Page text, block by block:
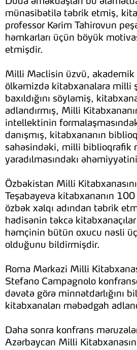
münasibətilə təbrik etmiş,
professor Kərim Tahirovun
həmkarları üçün böyük
etmişdir.
Milli Məclisin üzvü, akademik
ölkəmizdə kitabxanalara milli
baxıldığını söyləmiş,
adlandırmış, Milli
intellektinin
danışmış, kitabxananın
sahəsindəki, milli biblioqrafik
yaradılmasındakı
Özbəkistan Milli
Teşabayeva kitabxananın
özbək xalqı adından təbrik
hadisənin təkcə
həmçinin bütün oxucu nəsli
olduğunu bildirmişdir.
Roma Mərkəzi Milli
Stefano Campagnolo
dəvətə görə minnətdarlığını
kitabxanaları məbədgah
Daha sonra konfrans
Azərbaycan Milli